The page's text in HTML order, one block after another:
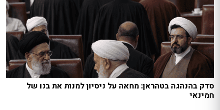
סדק בהנהגה בטהראן: מחאה על ניסיון למנות את בנו של
חמינאי